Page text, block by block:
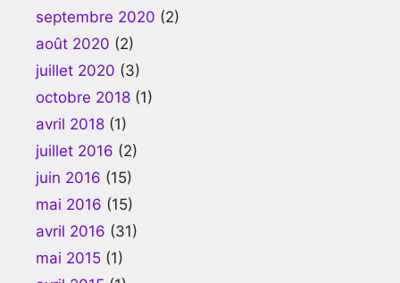
septembre 2020 (2)
août 2020 (2)
juillet 2020 (3)
octobre 2018 (1)
avril 2018 (1)
juillet 2016 (2)
juin 2016 (15)
mai 2016 (15)
avril 2016 (31)
mai 2015 (1)